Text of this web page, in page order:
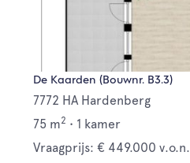
De Kaarden (Bouwnr. B3.3)
7772 HA Hardenberg
75 m2 • 1 kamer
Vraagprijs: € 449.000 v.o.n.